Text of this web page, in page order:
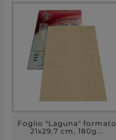
Foglio "Laguna" formato
21x29.7 cm, 180g...